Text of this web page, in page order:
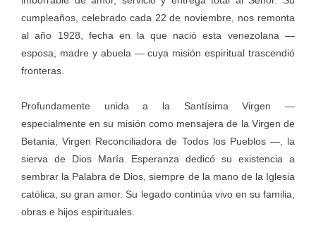
cumpleaños, celebrado cada 22 de noviembre, nos remonta
al año 1928, fecha en la que nació esta venezolana —
esposa, madre y abuela — cuya misión espiritual trascendió
fronteras.
Profundamente unida a la Santísima Virgen —
especialmente en su misión como mensajera de la Virgen de
Betania, Virgen Reconciliadora de Todos los Pueblos —, la
sierva de Dios María Esperanza dedicó su existencia a
sembrar la Palabra de Dios, siempre de la mano de la Iglesia
católica, su gran amor. Su legado continúa vivo en su familia,
obras e hijos espirituales.